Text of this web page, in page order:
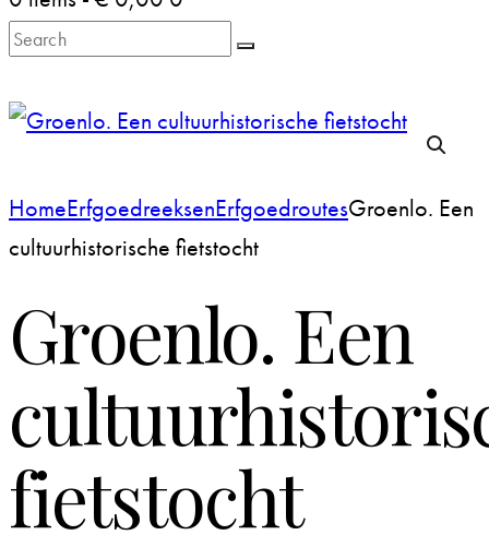
Search
HomeErfgoedreeksenErfgoedroutesGroenlo. Een
cultuurhistorische fietstocht
Groenlo. Een
fietstocht